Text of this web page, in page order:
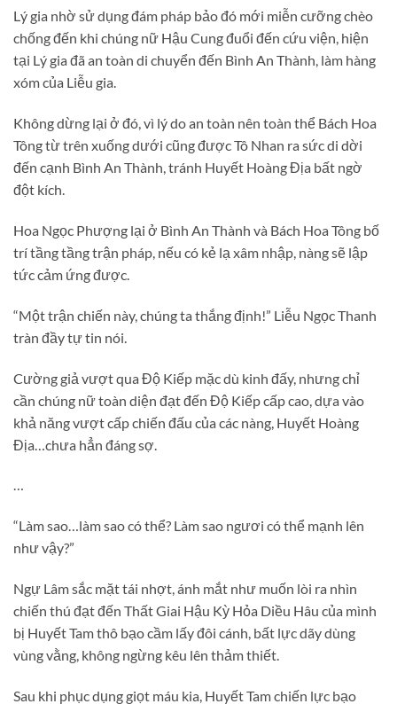
Lý gia nhờ sử dụng đám pháp bảo đó mới miễn cưỡng chèo
chống đến khi chúng nữ Hậu Cung đuổi đến cứu viện, hiện
tại Lý gia đã an toàn di chuyển đến Bình An Thành, làm hàng
xóm của Liễu gia.
Không dừng lại ở đó, vì lý do an toàn nên toàn thể Bách Hoa
Tông từ trên xuống dưới cũng được Tô Nhan ra sức di dời
đến cạnh Bình An Thành, tránh Huyết Hoàng Địa bất ngờ
đột kích.
Hoa Ngọc Phượng lại ở Bình An Thành và Bách Hoa Tông bố
trí tầng tầng trận pháp, nếu có kẻ lạ xâm nhập, nàng sẽ lập
tức cảm ứng được.
“Một trận chiến này, chúng ta thắng định!” Liễu Ngọc Thanh
tràn đầy tự tin nói.
Cường giả vượt qua Độ Kiếp mặc dù kinh đấy, nhưng chỉ
cần chúng nữ toàn diện đạt đến Độ Kiếp cấp cao, dựa vào
khả năng vượt cấp chiến đấu của các nàng, Huyết Hoàng
Địa…chưa hẳn đáng sợ.
…
“Làm sao…làm sao có thể? Làm sao ngươi có thể mạnh lên
như vậy?”
Ngự Lâm sắc mặt tái nhợt, ánh mắt như muốn lòi ra nhìn
chiến thú đạt đến Thất Giai Hậu Kỳ Hỏa Diều Hâu của mình
bị Huyết Tam thô bạo cầm lấy đôi cánh, bất lực dãy dùng
vùng vằng, không ngừng kêu lên thảm thiết.
Sau khi phục dụng giọt máu kia, Huyết Tam chiến lực bạo